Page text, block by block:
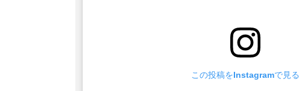
この投稿をInstagramで見る